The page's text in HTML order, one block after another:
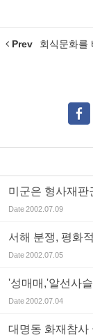
Prev 회식문화를
미군은 형사재판
Date2002.07.09
서해 분쟁, 평화
Date2002.07.05
'성매매,'알선사
Date2002.07.04
대명동 화재참사